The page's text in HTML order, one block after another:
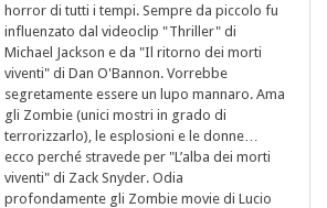
horror di tutti i tempi. Sempre da piccolo fu
influenzato dal videoclip "Thriller" di
Michael Jackson e da "Il ritorno dei morti
viventi" di Dan O'Bannon. Vorrebbe
segretamente essere un lupo mannaro. Ama
gli Zombie (unici mostri in grado di
terrorizzarlo), le esplosioni e le donne…
ecco perché stravede per "L’alba dei morti
viventi" di Zack Snyder. Odia
profondamente gli Zombie movie di Lucio